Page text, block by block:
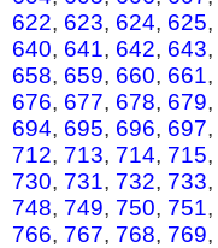
622, 623, 624, 625,
640, 641, 642, 643,
658, 659, 660, 661,
676, 677, 678, 679,
694, 695, 696, 697,
712, 713, 714, 715,
730, 731, 732, 733,
748, 749, 750, 751,
766, 767, 768, 769,